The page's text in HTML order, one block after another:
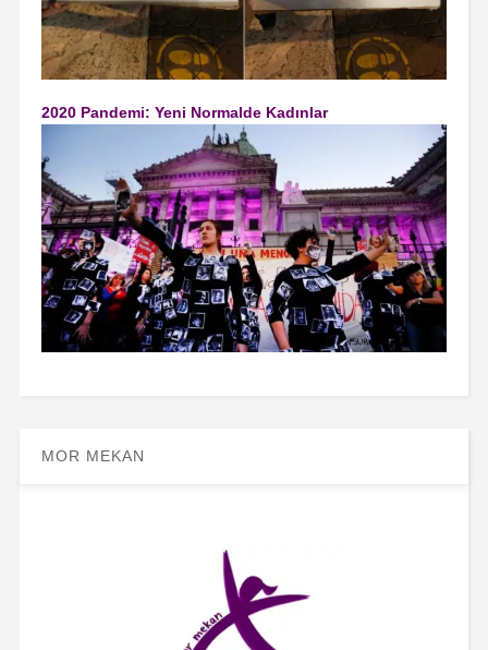
2020 Pandemi: Yeni Normalde Kadınlar
MOR MEKAN